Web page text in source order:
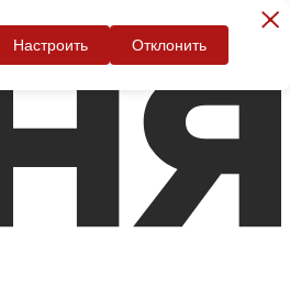
Настроить Отклонить